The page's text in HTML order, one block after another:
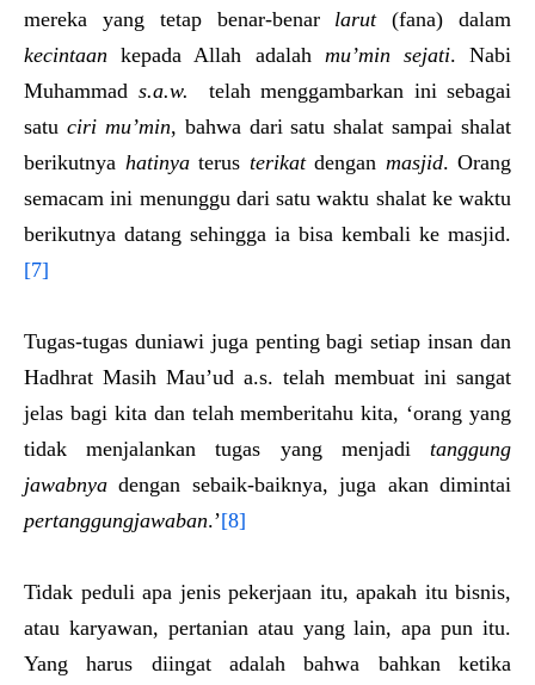
mereka yang tetap benar-benar larut(fana) dalam
kecintaan kepada Allah adalah mu’min sejati. Nabi
Muhammad s.a.w.
telah menggambarkan ini sebagai
satu ciri mu’min, bahwa dari satu shalat sampai shalat
berikutnya hatinyaterus terikatdengan masjid. Orang
semacam ini menunggu dari satu waktu shalat ke waktu
berikutnya datang sehingga ia bisa kembali ke masjid.
[7]
Tugas-tugas duniawi juga penting bagi setiap insan dan
Hadhrat Masih Mau’ud a.s. telah membuat ini sangat
jelas bagi kita dan telah memberitahu kita, ‘orang yang
tidak menjalankan tugas yang menjadi tanggung
jawabnya dengan sebaik-baiknya, juga akan dimintai
pertanggungjawaban.’[8]
Tidak peduli apa jenis pekerjaan itu, apakah itu bisnis,
atau karyawan, pertanian atau yang lain, apa pun itu.
Yang harus diingat adalah bahwa bahkan ketika